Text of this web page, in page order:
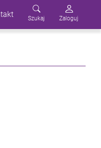
Szukaj Zaloguj